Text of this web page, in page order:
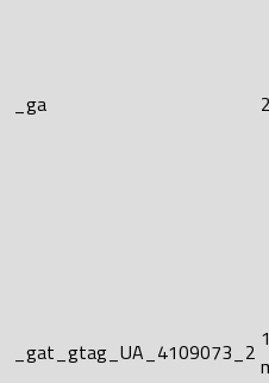
_ga
_gat_gtag_UA_4109073_2 1